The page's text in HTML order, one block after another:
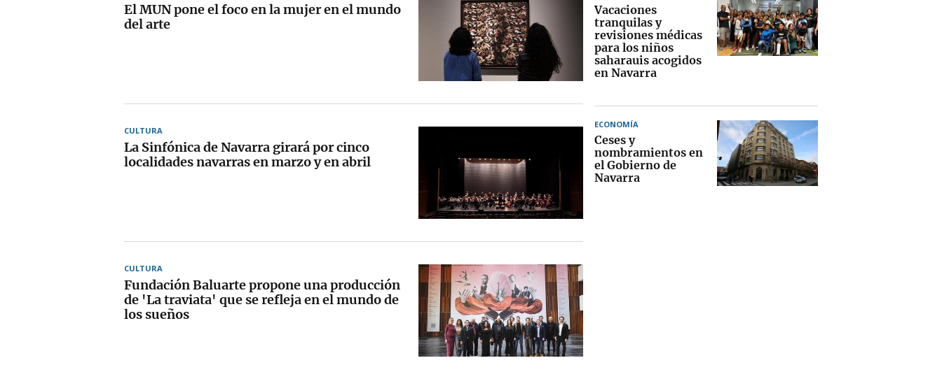
El MUN pone el foco en la mujer en el mundo
del arte
CULTURA
La Sinfónica de Navarra girará por cinco
localidades navarras en marzo y en abril
CULTURA
Fundación Baluarte propone una producción
de 'La traviata' que se refleja en el mundo de
los sueños
Vacaciones
tranquilas y
revisiones médicas
para los niños
saharauis acogidos
en Navarra
ECONOMÍA
Ceses y
nombramientos en
el Gobierno de
Navarra